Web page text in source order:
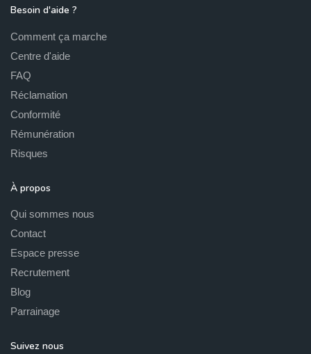
Besoin d'aide ?
Comment ça marche
Centre d'aide
FAQ
Réclamation
Conformité
Rémunération
Risques
À propos
Qui sommes nous
Contact
Espace presse
Recrutement
Blog
Parrainage
Suivez nous